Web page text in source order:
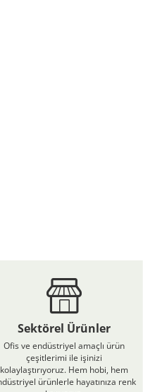
Sektörel Ürünler
Ofis ve endüstriyel amaçlı ürün
çeşitlerimi ile işinizi
kolaylaştırıyoruz. Hem hobi, hem
ürünlerle hayatınıza renk